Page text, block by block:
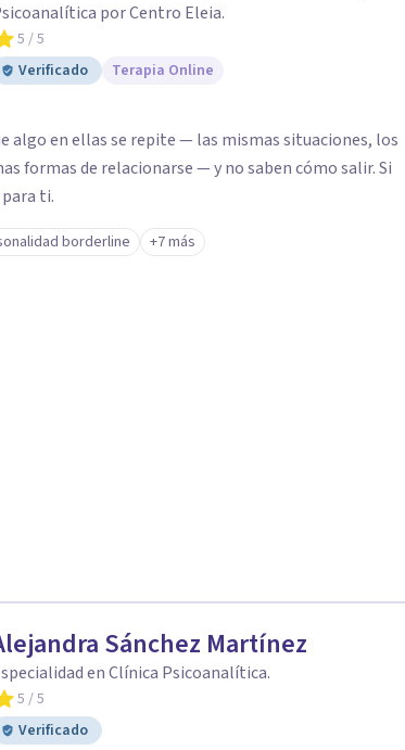
por Centro Eleia.
5 / 5
Verificado
Terapia Online
algo en ellas se repite — las mismas situaciones, los
formas de relacionarse — y no saben cómo salir. Si
ti.
borderline +7 más
Sánchez Martínez
en Clínica Psicoanalítica.
5 / 5
Verificado